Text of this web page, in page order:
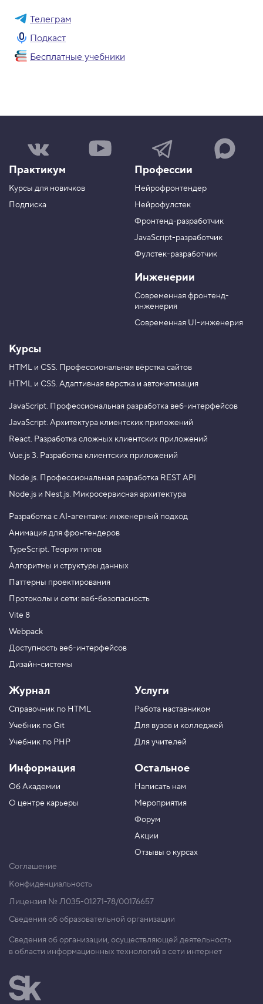
Телеграм
Подкаст
Бесплатные учебники
а
а
р
у
Н
а
а
к
н
а
в
e
e
r
a
m
Н
а
ш
в
A
Практикум
Курсы для новичков
Подписка
Профессии
Нейрофронтендер
Нейрофулстек
Фронтенд-разработчик
JavaScript-разработчик
Фулстек-разработчик
Инженерии
Современная фронтенд-
инженерия
Современная UI-инженерия
Курсы
HTML и CSS. Профессиональная вёрстка сайтов
HTML и CSS. Адаптивная вёрстка и автоматизация
JavaScript. Профессиональная разработка веб-интерфейсов
JavaScript. Архитектура клиентских приложений
React. Разработка сложных клиентских приложений
Vue.js 3. Разработка клиентских приложений
Node.js. Профессиональная разработка REST API
Node.js и Nest.js. Микросервисная архитектура
Разработка с AI-агентами: инженерный подход
Анимация для фронтендеров
TypeScript. Теория типов
Алгоритмы и структуры данных
Паттерны проектирования
Протоколы и сети: веб-безопасность
Vite 8
Webpack
Доступность веб-интерфейсов
Дизайн-системы
Журнал
Справочник по HTML
Учебник по Git
Учебник по PHP
Информация
Об Академии
О центре карьеры
Услуги
Работа наставником
Для вузов и колледжей
Для учителей
Остальное
Написать нам
Мероприятия
Форум
Акции
Отзывы о курсах
Соглашение
Конфиденциальность
Лицензия № Л035-01271-78/00176657
Сведения об образовательной организации
Сведения об организации, осуществляющей деятельность
в области информационных технологий в сети интернет